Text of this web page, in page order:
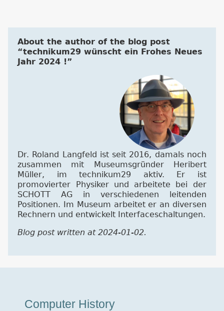
About the author of the blog post
“technikum29 wünscht ein Frohes Neues
Jahr 2024 !”
Dr. Roland Langfeld ist seit 2016, damals noch
zusammen mit Museumsgründer Heribert
Müller, im technikum29 aktiv. Er ist
promovierter Physiker und arbeitete bei der
SCHOTT AG in verschiedenen leitenden
Positionen. Im Museum arbeitet er an diversen
Rechnern und entwickelt Interfaceschaltungen.
Blog post written at 2024-01-02.
Computer History